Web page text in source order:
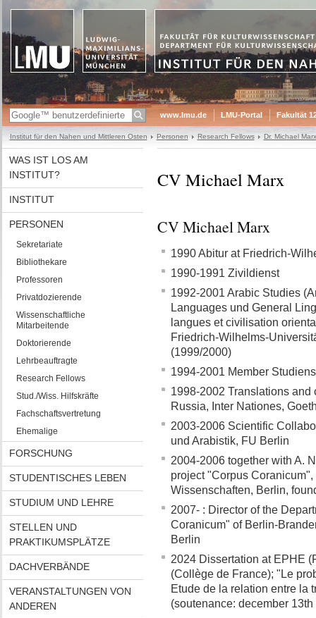
www.lmu.de LMU-Portal Fakultät
Institut für den Nahen und Mittleren Osten Personen Research Fellows Dr. Michael Marx
WAS IST LOS AM
INSTITUT?
INSTITUT
PERSONEN
Sekretariate
Bibliothekare
Professoren
Privatdozierende
Wissenschaftliche
Mitarbeitende
Doktorierende
Lehrbeauftragte
Research Fellows
Stud./Wiss. Hilfskräfte
Fachschaftsvertretung
Ehemalige
FORSCHUNG
STUDENTISCHES LEBEN
STUDIUM UND LEHRE
STELLEN UND
PRAKTIKUMSPLÄTZE
DACHVERBÄNDE
VERANSTALTUNGEN VON
ANDEREN
CV Michael Marx
CV Michael Marx
1990 Abitur at Friedrich-
1990-1991 Zivildienst
1992-2001 Arabic Studies
Languages und General
langues et civilisation
Friedrich-Wilhelms-
(1999/2000)
1994-2001 Member
1998-2002 Translations
Russia, Inter Nationes,
2003-2006 Scientific
und Arabistik, FU Berlin
2004-2006 together with A.
project "Corpus
Wissenschaften, Berlin,
2007- : Director of the
Coranicum" of Berlin-
Berlin
2024 Dissertation at EPHE
(Collège de France); "Le
Etude de la relation entre la
(soutenance: december 13th